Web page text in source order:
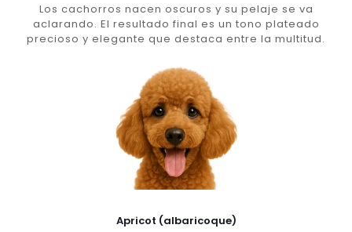
Los cachorros nacen oscuros y su pelaje se va
aclarando. El resultado final es un tono plateado
precioso y elegante que destaca entre la multitud.
Apricot (albaricoque)